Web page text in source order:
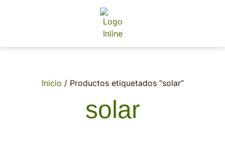
Inicio / Productos etiquetados “solar”
solar